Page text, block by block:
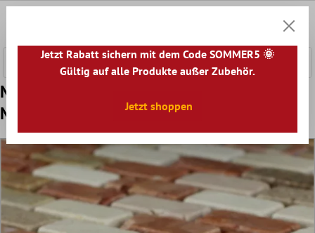
Muster von Mosaikfliesen Marmor Gironde
Multicolor
Jetzt Rabatt sichern mit dem Code SOMMER5 🌞
Gültig auf alle Produkte außer Zubehör.
Jetzt shoppen